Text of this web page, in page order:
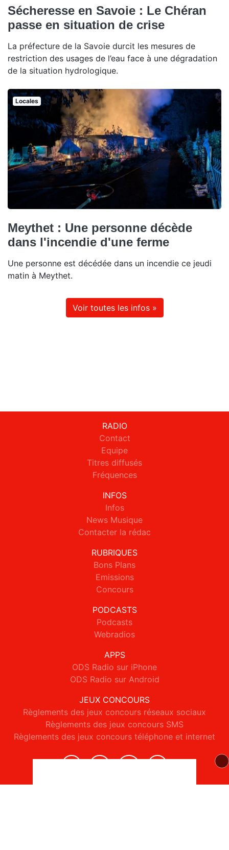
Sécheresse en Savoie : Le Chéran
passe en situation de crise
La préfecture de la Savoie durcit les mesures de
restriction des usages de l’eau face à une dégradation
de la situation hydrologique.
Locales
Meythet : Une personne décède
dans l'incendie d'une ferme
Une personne est décédée dans un incendie ce jeudi
matin à Meythet.
Voir toutes les infos »
RADIO
Contact
Equipe
Titres diffusés
Fréquences
INFOS
Infos
News Musique
Contacter la rédac
RUBRIQUES
Bons Plans
Emissions
Concours
PODCASTS
Podcasts
Webradios
APPS
ODS Radio sur iPhone
ODS Radio sur Android
JEUX CONCOURS
Règlements des jeux concours réseaux sociaux
Règlements des jeux concours SMS
Règlements des jeux concours téléphone et internet